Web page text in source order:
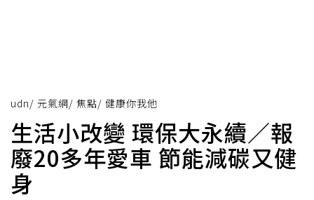
udn/ 元氣網/ 焦點/ 健康你我他
生活小改變 環保大永續／報
廢20多年愛車 節能減碳又健
身